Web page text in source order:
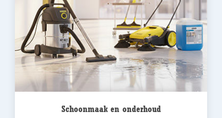
Schoonmaak en onderhoud